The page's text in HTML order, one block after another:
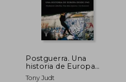
Postguerra. Una
historia de Europa
desde 1945
Tony Judt